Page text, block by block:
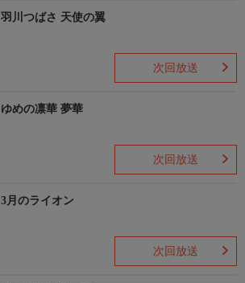
羽川つばさ 天使の翼
次回放送
ゆめの凛華 夢華
次回放送
3月のライオン
次回放送